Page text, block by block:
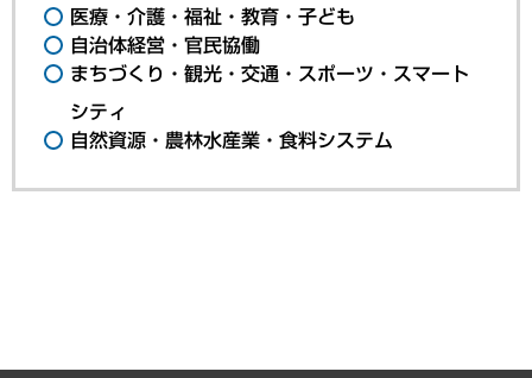
医療・介護・福祉・教育・子ども
自治体経営・官民協働
まちづくり・観光・交通・スポーツ・スマート
シティ
自然資源・農林水産業・食料システム